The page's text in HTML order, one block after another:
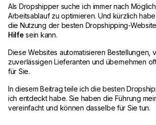
Als Dropshipper suche ich immer nach
Arbeitsablauf zu optimieren. Und kürzlich
die Nutzung der besten Dropshipping-
Hilfe sein kann.
Diese Websites automatisieren Bestellungen,
zuverlässigen Lieferanten und übernehmen
für Sie.
In diesem Beitrag teile ich die besten
ich entdeckt habe. Sie haben die Führung
vereinfacht und können dasselbe für Sie tun.